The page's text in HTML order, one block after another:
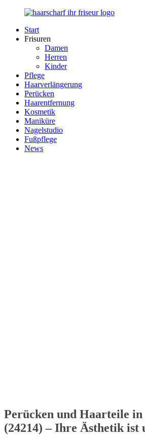
Zurück
Inhalt
Haarscharf
Händen
Start
Frisuren
Damen
Herren
Kinder
Pflege
Haarverlängerung
Perücken
Haarentfernung
Kosmetik
Maniküre
Nagelstudio
Fußpflege
News
Perücken und Haarteile
(24214) – Ihre Ästhetik ist